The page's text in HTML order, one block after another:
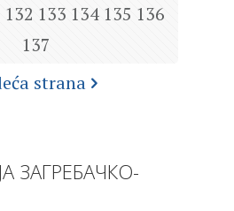
132 133 134 135 136
137
strana
ЗАГРЕБАЧКО-